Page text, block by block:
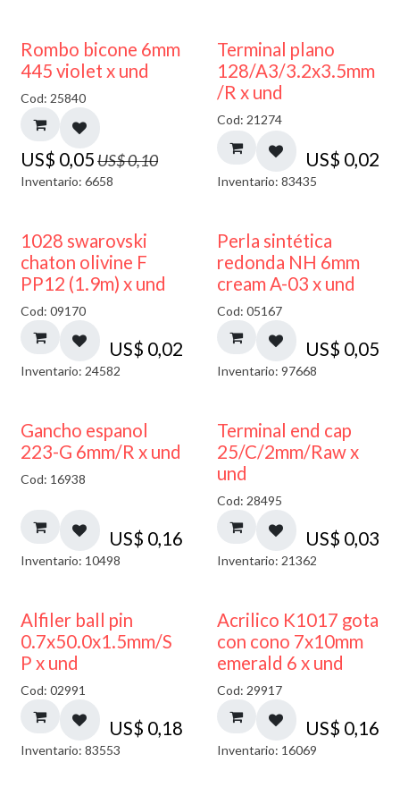
50% DESCUENTO
Rombo bicone 6mm
445 violet x und
Cod: 25840
US$ 0,05US$0,10
Inventario: 6658
Terminal plano
128/A3/3.2x3.5mm
/R x und
Cod: 21274
US$ 0,02
Inventario: 83435
1028 swarovski
chaton olivine F
PP12 (1.9m) x und
Cod: 09170
US$ 0,02
Inventario: 24582
Perla sintética
redonda NH 6mm
cream A-03 x und
Cod: 05167
US$ 0,05
Inventario: 97668
Gancho espanol
223-G 6mm/R x und
Cod: 16938
US$ 0,16
Inventario: 10498
Terminal end cap
25/C/2mm/Raw x
und
Cod: 28495
US$ 0,03
Inventario: 21362
Alfiler ball pin
0.7x50.0x1.5mm/S
P x und
Cod: 02991
US$ 0,18
Inventario: 83553
Acrilico K1017 gota
con cono 7x10mm
emerald 6 x und
Cod: 29917
US$ 0,16
Inventario: 16069